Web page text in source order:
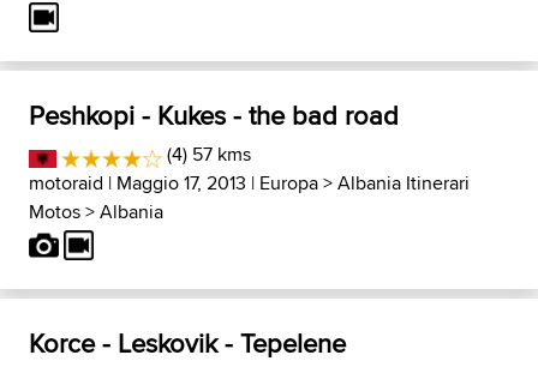
Peshkopi - Kukes - the bad road
(4) 57 kms
motoraid | Maggio 17, 2013 | Europa>Albania Itinerari
Motos>Albania
Korce - Leskovik - Tepelene